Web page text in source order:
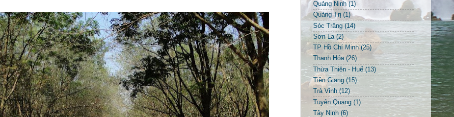
Quảng Ninh (1)
Quảng Trị (1)
Sóc Trăng (14)
Sơn La (2)
TP Hồ Chí Minh (25)
Thanh Hóa (26)
Thừa Thiên - Huế (13)
Tiền Giang (15)
Trà Vinh (12)
Tuyên Quang (1)
Tây Ninh (6)